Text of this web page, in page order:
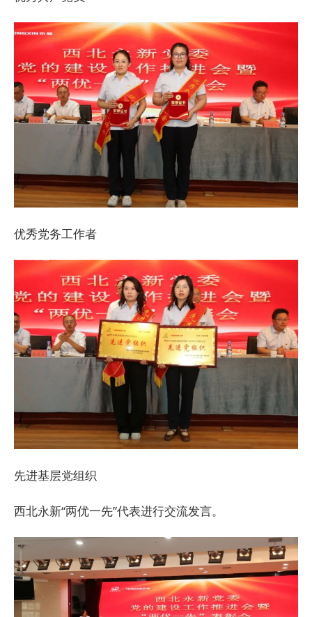
优秀党务工作者
先进基层党组织
西北永新“两优一先”代表进行交流发言。